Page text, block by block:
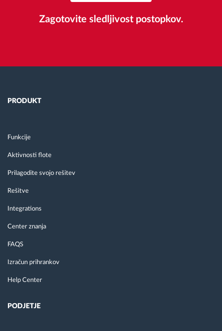
Zagotovite sledljivost postopkov.
PRODUKT
Funkcije
Aktivnosti flote
Prilagodite svojo rešitev
Rešitve
Integrations
Center znanja
FAQS
Izračun prihrankov
Help Center
PODJETJE